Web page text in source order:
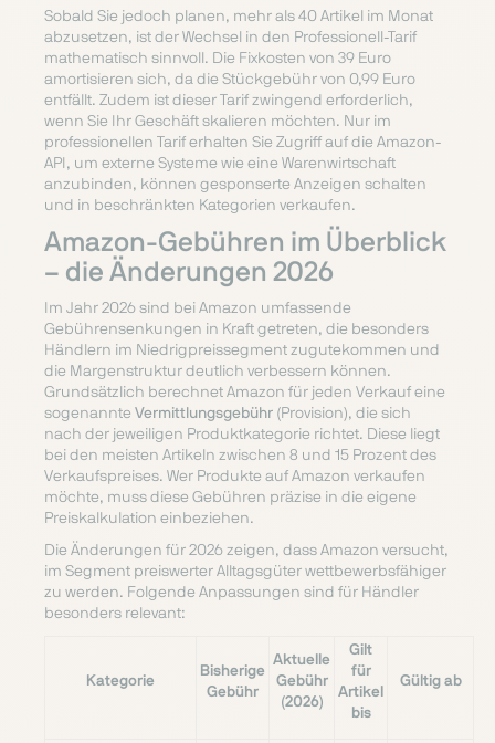
Sobald Sie jedoch planen, mehr als 40 Artikel im Monat
abzusetzen, ist der Wechsel in den Professionell-Tarif
mathematisch sinnvoll. Die Fixkosten von 39 Euro
amortisieren sich, da die Stückgebühr von 0,99 Euro
entfällt. Zudem ist dieser Tarif zwingend erforderlich,
wenn Sie Ihr Geschäft skalieren möchten. Nur im
professionellen Tarif erhalten Sie Zugriff auf die Amazon-
API, um externe Systeme wie eine Warenwirtschaft
anzubinden, können gesponserte Anzeigen schalten
und in beschränkten Kategorien verkaufen.
Amazon-Gebühren im Überblick
– die Änderungen 2026
Im Jahr 2026 sind bei Amazon umfassende
Gebührensenkungen in Kraft getreten, die besonders
Händlern im Niedrigpreissegment zugutekommen und
die Margenstruktur deutlich verbessern können.
Grundsätzlich berechnet Amazon für jeden Verkauf eine
sogenannte Vermittlungsgebühr (Provision), die sich
nach der jeweiligen Produktkategorie richtet. Diese liegt
bei den meisten Artikeln zwischen 8 und 15 Prozent des
Verkaufspreises. Wer Produkte auf Amazon verkaufen
möchte, muss diese Gebühren präzise in die eigene
Preiskalkulation einbeziehen.
Die Änderungen für 2026 zeigen, dass Amazon versucht,
im Segment preiswerter Alltagsgüter wettbewerbsfähiger
zu werden. Folgende Anpassungen sind für Händler
besonders relevant:
Kategorie
Bisherige
Gebühr
Aktuelle
Gebühr
(2026)
Gilt
für
Artikel
bis
Gültig ab